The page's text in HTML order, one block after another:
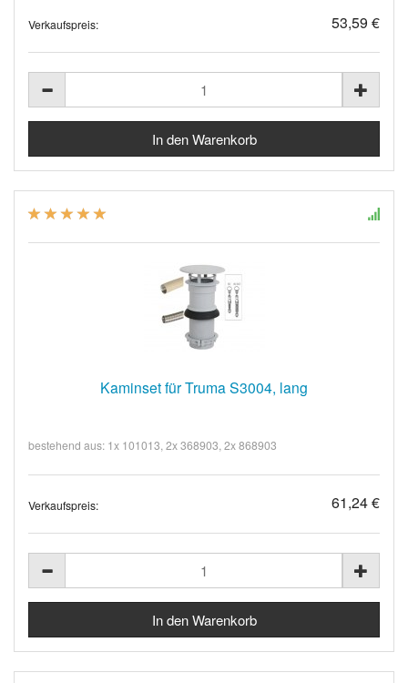
Verkaufspreis: 53,59 €
Kaminset für Truma S3004, lang
bestehend aus: 1x 101013, 2x 368903, 2x 868903
Verkaufspreis: 61,24 €